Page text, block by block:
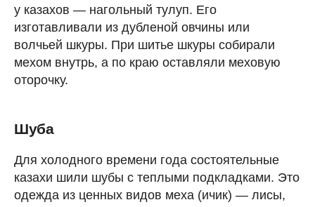
у казахов — нагольный тулуп. Его
изготавливали из дубленой овчины или
волчьей шкуры. При шитье шкуры собирали
мехом внутрь, а по краю оставляли меховую
оторочку.
Шуба
Для холодного времени года состоятельные
казахи шили шубы с теплыми подкладками. Это
одежда из ценных видов меха (ичик) — лисы,